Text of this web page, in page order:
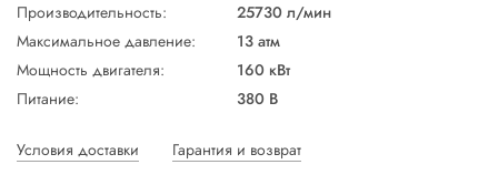
Производительность:
25730 л/мин
Максимальное давление:
13 атм
Мощность двигателя:
160 кВт
Питание:
380 В
Условия доставки Гарантия и возврат